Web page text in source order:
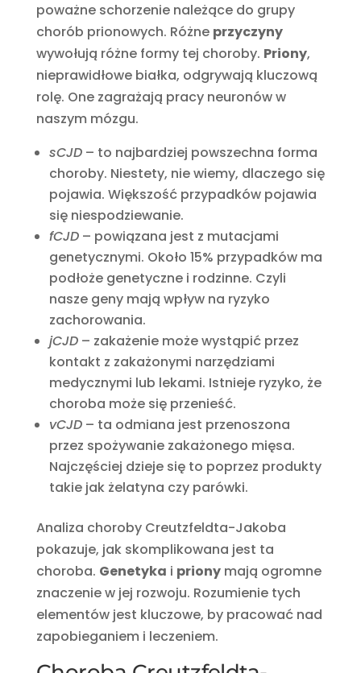
poważne schorzenie należące do grupy
chorób prionowych. Różne przyczyny
wywołują różne formy tej choroby. Priony,
nieprawidłowe białka, odgrywają kluczową
rolę. One zagrażają pracy neuronów w
naszym mózgu.
sCJD– to najbardziej powszechna forma
choroby. Niestety, nie wiemy, dlaczego się
pojawia. Większość przypadków pojawia
się niespodziewanie.
fCJD– powiązana jest z mutacjami
genetycznymi. Około 15% przypadków ma
podłoże genetyczne i rodzinne. Czyli
nasze geny mają wpływ na ryzyko
zachorowania.
jCJD– zakażenie może wystąpić przez
kontakt z zakażonymi narzędziami
medycznymi lub lekami. Istnieje ryzyko, że
choroba może się przenieść.
vCJD– ta odmiana jest przenoszona
przez spożywanie zakażonego mięsa.
Najczęściej dzieje się to poprzez produkty
takie jak żelatyna czy parówki.
Analiza choroby Creutzfeldta-Jakoba
pokazuje, jak skomplikowana jest ta
choroba. Genetyka i prionymają ogromne
znaczenie w jej rozwoju. Rozumienie tych
elementów jest kluczowe, by pracować nad
zapobieganiem i leczeniem.